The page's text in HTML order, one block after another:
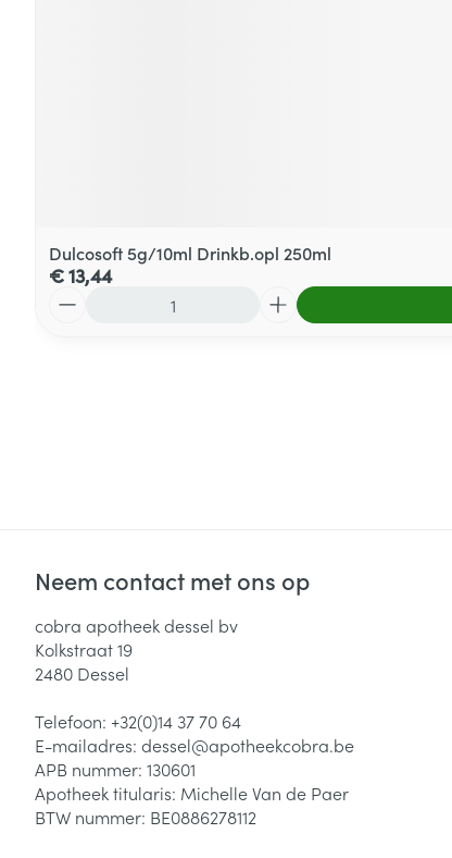
Dulcosoft 5g/10ml Drinkb.opl 250ml
€ 13,44
Neem contact met ons op
cobra apotheek dessel bv
Kolkstraat 19
2480 Dessel
Telefoon: +32(0)14 37 70 64
E-mailadres: dessel@apotheekcobra.be
APB nummer: 130601
Apotheek titularis: Michelle Van de Paer
BTW nummer: BE0886278112